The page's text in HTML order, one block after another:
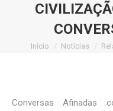
Você está aqui:
Início Notícias
Conversas Afinadas